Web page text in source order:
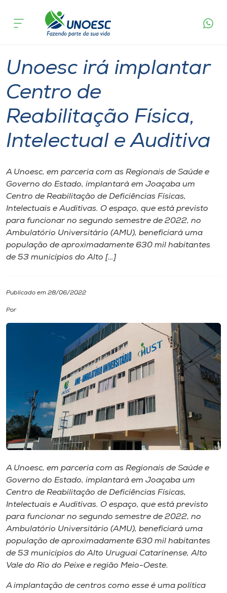
Cursos
Pesquisa
Atendimento ao Estudante
Portal de Ensino
A
Internacionalização
I.nova
Cultura
Editora
Rádio
Unoesc
Store
Selecione
acontece
Unoesc irá implantar
Centro de
Reabilitação Física,
Intelectual e Auditiva
A Unoesc, em parceria com as Regionais de Saúde e
Governo do Estado, implantará em Joaçaba um
Centro de Reabilitação de Deficiências Físicas,
Intelectuais e Auditivas. O espaço, que está previsto
para funcionar no segundo semestre de 2022, no
Ambulatório Universitário (AMU), beneficiará uma
população de aproximadamente 630 mil habitantes
de 53 municípios do Alto […]
Publicado em 28/06/2022
Por
A Unoesc, em parceria com as Regionais de Saúde e
Governo do Estado, implantará em Joaçaba um
Centro de Reabilitação de Deficiências Físicas,
Intelectuais e Auditivas. O espaço, que está previsto
para funcionar no segundo semestre de 2022, no
Ambulatório Universitário (AMU), beneficiará uma
população de aproximadamente 630 mil habitantes
de 53 municípios do Alto Uruguai Catarinense, Alto
Vale do Rio do Peixe e região Meio-Oeste.
A implantação de centros como esse é uma política